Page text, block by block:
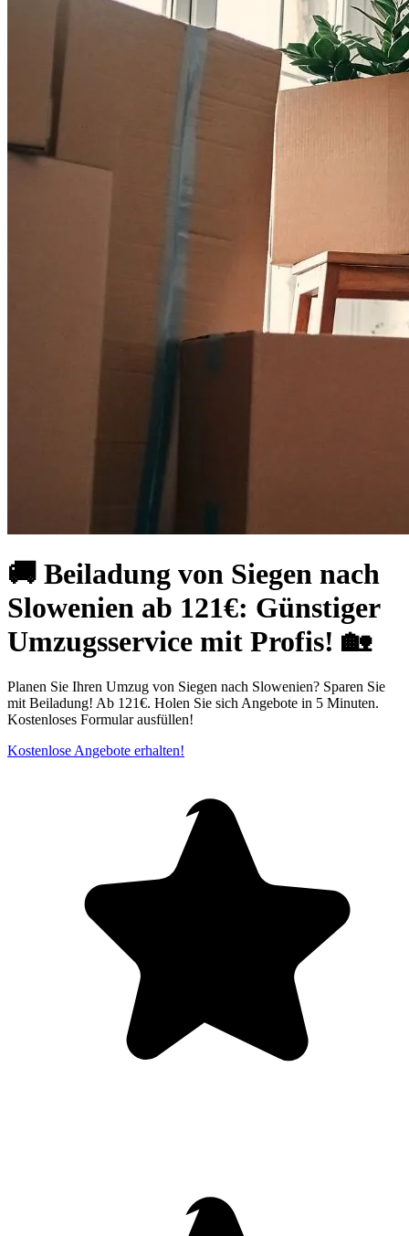
🚚 Beiladung von Siegen nach
Slowenien ab 121€: Günstiger
Umzugsservice mit Profis! 🏡
Planen Sie Ihren Umzug von Siegen nach Slowenien? Sparen Sie
mit Beiladung! Ab 121€. Holen Sie sich Angebote in 5 Minuten.
Kostenloses Formular ausfüllen!
Kostenlose Angebote erhalten!